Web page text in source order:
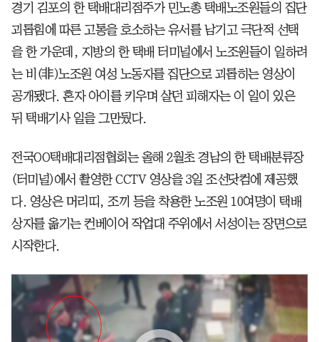
경기 김포의 한 택배대리점주가 민노총 택배노조원들의 집단
괴롭힘에 따른 고통을 호소하는 유서를 남기고 극단적 선택
을 한 가운데, 지방의 한 택배 터미널에서 노조원들이 일하려
는 비(非)노조원 여성 노동자를 집단으로 괴롭히는 영상이
공개됐다. 혼자 아이를 키우며 살던 피해자는 이 일이 있은
뒤 택배기사 일을 그만뒀다.
전국OO택배대리점협회는 올해 2월초 경남의 한 택배분류장
(터미널)에서 촬영한 CCTV 영상을 3일 조선닷컴에 제공했
다. 영상은 머리띠, 조끼 등을 착용한 노조원 10여명이 택배
상자를 옮기는 컨베이어 작업대 주위에서 서성이는 장면으로
시작한다.